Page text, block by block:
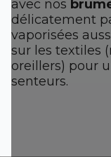
avec nos
délicatement
vaporisées
sur les textiles
oreillers) pour
senteurs.